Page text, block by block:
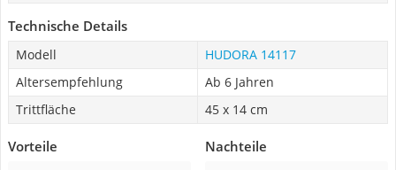
Technische Details
Modell
HUDORA 14117
Altersempfehlung
Ab 6 Jahren
Trittfläche
45 x 14 cm
Vorteile Nachteile